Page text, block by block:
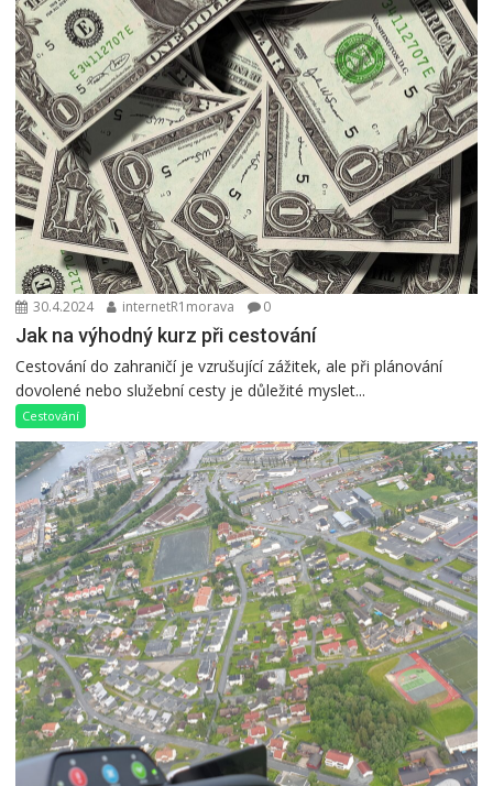
30.4.2024 internetR1morava 0
Jak na výhodný kurz při cestování
Cestování do zahraničí je vzrušující zážitek, ale při plánování
dovolené nebo služební cesty je důležité myslet...
Cestování